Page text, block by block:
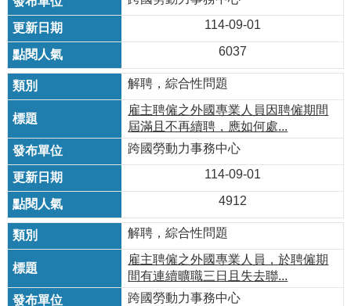
114-09-01
6037
解聘，綜合性問題
雇主聘僱之外國專業人員因聘僱期間
屆滿且不再續聘，應如何處...
跨國勞動力事務中心
114-09-01
4912
解聘，綜合性問題
雇主聘僱之外國專業人員，於聘僱期
間有連續曠職三日且失去聯...
跨國勞動力事務中心